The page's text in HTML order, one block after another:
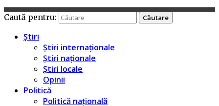
Caută pentru:
Știri
Știri internaționale
Știri naționale
Știri locale
Opinii
Politică
Politică națională